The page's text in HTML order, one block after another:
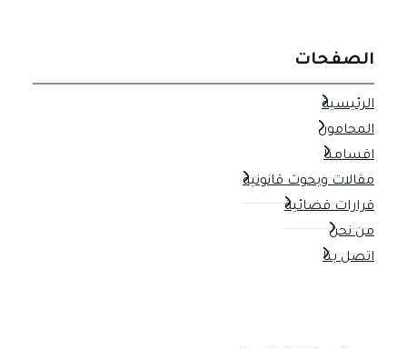
الصفحات
الرئيسية
المحامون
اقسامنا
مقالات وبحوث قانونية
قرارات قضائية
من نحن
اتصل بنا